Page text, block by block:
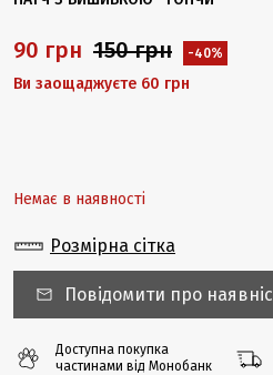
90 грн 150 грн -40%
Ви заощаджуєте 60 грн
Немає в наявності
Розмірна сітка
Повідомити про
Доступна покупка
частинами від Монобанк